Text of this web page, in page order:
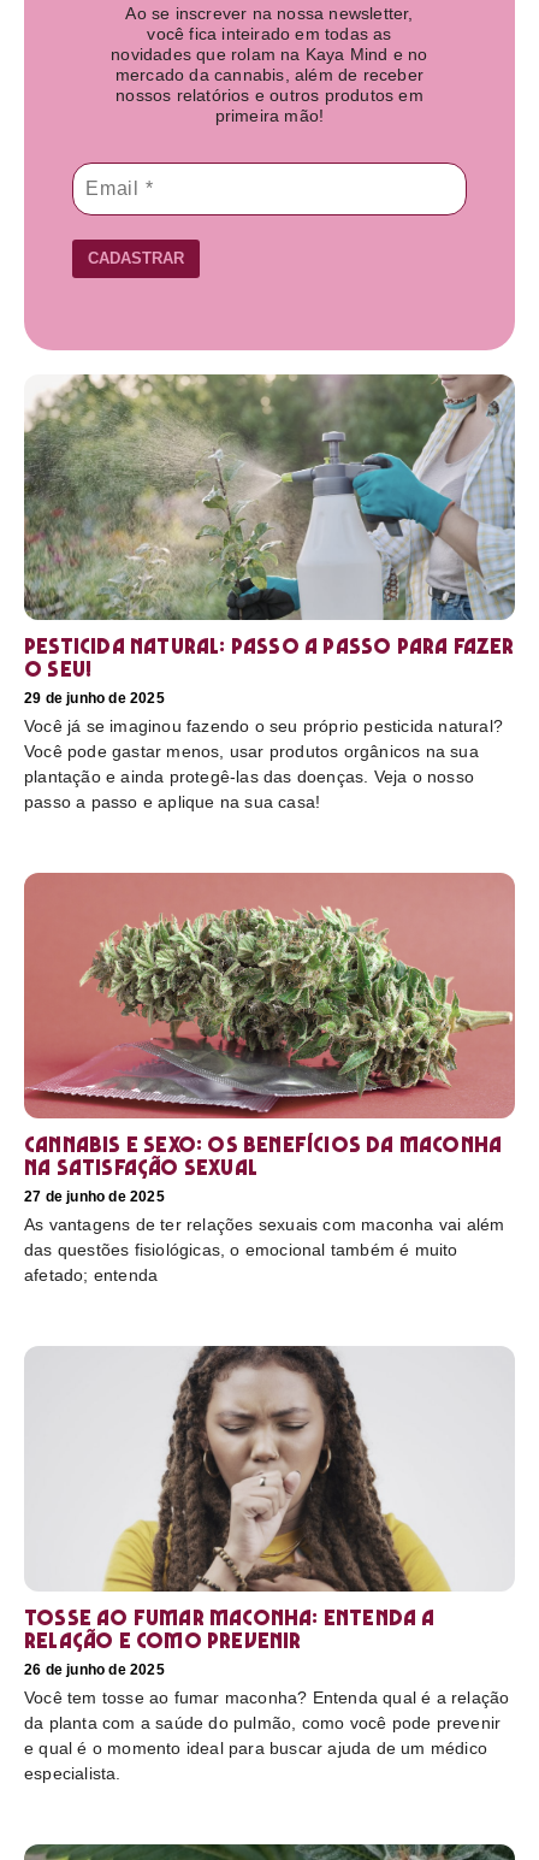
Ao se inscrever na nossa newsletter,
você fica inteirado em todas as
novidades que rolam na Kaya Mind e no
mercado da cannabis, além de receber
nossos relatórios e outros produtos em
primeira mão!
CADASTRAR
Pesticida natural: Passo a passo para fazer
o seu!
29 de junho de 2025
Você já se imaginou fazendo o seu próprio pesticida natural?
Você pode gastar menos, usar produtos orgânicos na sua
plantação e ainda protegê-las das doenças. Veja o nosso
passo a passo e aplique na sua casa!
Cannabis e sexo: os benefícios da maconha
na satisfação sexual
27 de junho de 2025
As vantagens de ter relações sexuais com maconha vai além
das questões fisiológicas, o emocional também é muito
afetado; entenda
Tosse ao fumar maconha: Entenda a
relação e como prevenir
26 de junho de 2025
Você tem tosse ao fumar maconha? Entenda qual é a relação
da planta com a saúde do pulmão, como você pode prevenir
e qual é o momento ideal para buscar ajuda de um médico
especialista.